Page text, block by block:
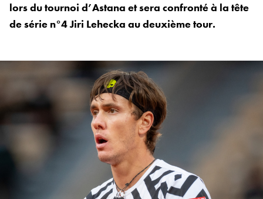
lors du tournoi d’Astana et sera confronté à la tête
de série n°4 Jiri Lehecka au deuxième tour.